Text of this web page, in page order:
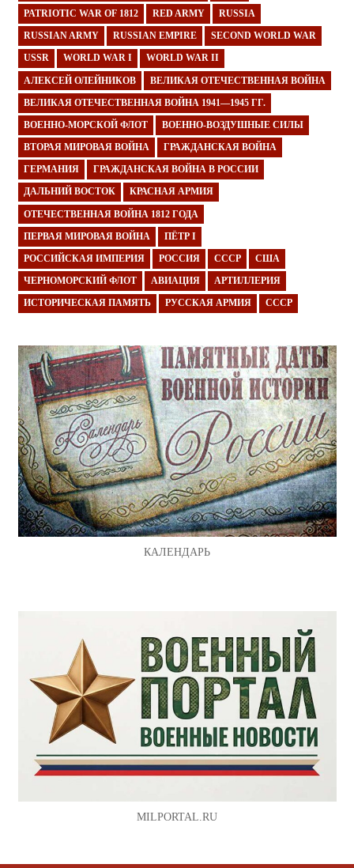
PATRIOTIC WAR OF 1812 RED ARMY RUSSIA
RUSSIAN ARMY RUSSIAN EMPIRE SECOND WORLD WAR
USSR WORLD WAR I WORLD WAR II
АЛЕКСЕЙ ОЛЕЙНИКОВ ВЕЛИКАЯ ОТЕЧЕСТВЕННАЯ ВОЙНА
ВЕЛИКАЯ ОТЕЧЕСТВЕННАЯ ВОЙНА 1941—1945 ГГ.
ВОЕННО-МОРСКОЙ ФЛОТ ВОЕННО-ВОЗДУШНЫЕ СИЛЫ
ВТОРАЯ МИРОВАЯ ВОЙНА ГРАЖДАНСКАЯ ВОЙНА
ГЕРМАНИЯ ГРАЖДАНСКАЯ ВОЙНА В РОССИИ
ДАЛЬНИЙ ВОСТОК КРАСНАЯ АРМИЯ
ОТЕЧЕСТВЕННАЯ ВОЙНА 1812 ГОДА
ПЕРВАЯ МИРОВАЯ ВОЙНА ПЁТР I
РОССИЙСКАЯ ИМПЕРИЯ РОССИЯ СССР США
ЧЕРНОМОРСКИЙ ФЛОТ АВИАЦИЯ АРТИЛЛЕРИЯ
ИСТОРИЧЕСКАЯ ПАМЯТЬ РУССКАЯ АРМИЯ СССР
КАЛЕНДАРЬ
MILPORTAL.RU